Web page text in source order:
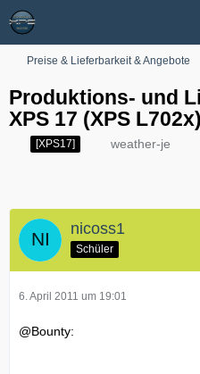
Preise & Lieferbarkeit & Angebote
Produktions- und
XPS 17 (XPS L702x)
[XPS17] weather-je
nicoss1
Schüler
6. April 2011 um 19:01
@Bounty: